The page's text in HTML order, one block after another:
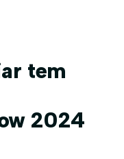
tem
2024